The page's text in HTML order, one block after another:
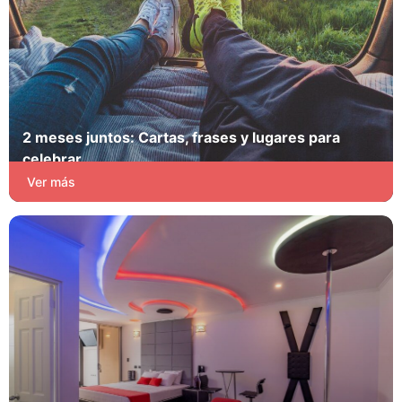
2 meses juntos: Cartas, frases y lugares para
celebrar
Pasión y Juego
Ver más